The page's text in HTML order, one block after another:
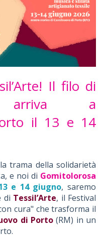
Il filo di
arriva a
il 13 e 14
trama della solidarietà
e noi di Gomitolorosa
e 14 giugno, saremo
di Tessil’Arte, il Festival
cura" che trasforma il
di Porto(RM) in un